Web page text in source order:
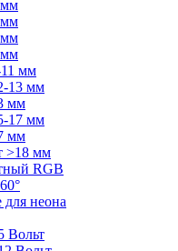
мм
13 мм
мм
17 мм
мм
>18 мм
RGB
неона
Вольт